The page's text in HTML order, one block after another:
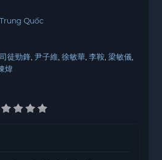
Trung Quốc
司徒勁鋒 尹子維 徐敏華 李鞍 梁敏儀
煒